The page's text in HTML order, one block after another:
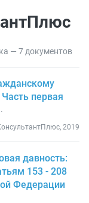
— 7 документов
первая
2019
давность:
153 - 208
Федерации